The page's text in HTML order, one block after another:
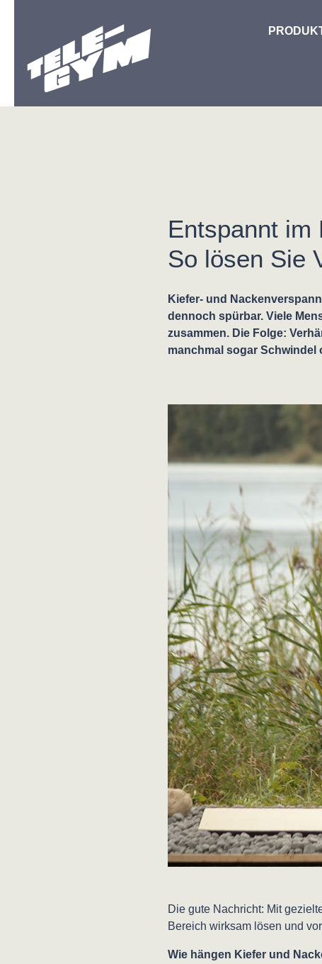
Entspannt im
So lösen Sie
Kiefer- und
dennoch spürbar. Viele
zusammen. Die Folge:
manchmal sogar Schwindel
Die gute Nachricht: Mit
Bereich wirksam lösen und
Wie hängen Kiefer und